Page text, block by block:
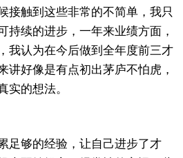
接触到这些非常的不简单，我只
持续的进步，一年来业绩方面，
我认为在今后做到全年度前三才
讲好像是有点初出茅庐不怕虎，
实的想法。
够的经验，让自己进步了才